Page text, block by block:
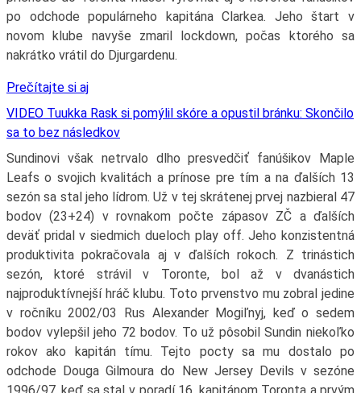
po odchode populárneho kapitána Clarkea. Jeho štart v
novom klube navyše zmaril lockdown, počas ktorého sa
nakrátko vrátil do Djurgardenu.
Prečítajte si aj
VIDEO Tuukka Rask si pomýlil skóre a opustil bránku: Skončilo
sa to bez následkov
Sundinovi však netrvalo dlho presvedčiť fanúšikov Maple
Leafs o svojich kvalitách a prínose pre tím a na ďalších 13
sezón sa stal jeho lídrom. Už v tej skrátenej prvej nazbieral 47
bodov (23+24) v rovnakom počte zápasov ZČ a ďalších
deväť pridal v siedmich dueloch play off. Jeho konzistentná
produktivita pokračovala aj v ďalších rokoch. Z trinástich
sezón, ktoré strávil v Toronte, bol až v dvanástich
najproduktívnejší hráč klubu. Toto prvenstvo mu zobral jedine
v ročníku 2002/03 Rus Alexander Mogiľnyj, keď o sedem
bodov vylepšil jeho 72 bodov. To už pôsobil Sundin niekoľko
rokov ako kapitán tímu. Tejto pocty sa mu dostalo po
odchode Douga Gilmoura do New Jersey Devils v sezóne